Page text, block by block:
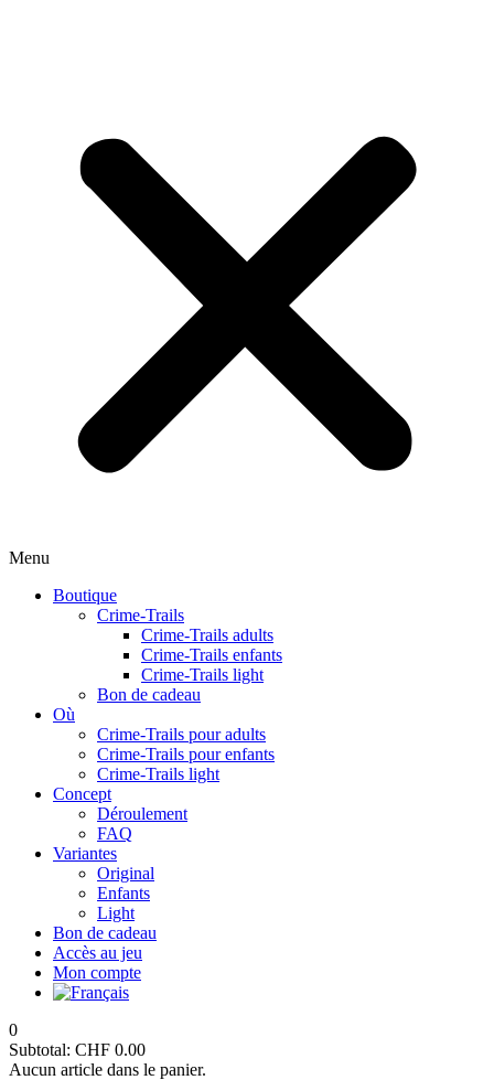
Menu
Boutique
Crime-Trails
Crime-Trails adults
Crime-Trails enfants
Crime-Trails light
Bon de cadeau
Où
Crime-Trails pour adults
Crime-Trails pour enfants
Crime-Trails light
Concept
Déroulement
FAQ
Variantes
Original
Enfants
Light
Bon de cadeau
Accès au jeu
Mon compte
0
Subtotal: CHF 0.00
Aucun article dans le panier.